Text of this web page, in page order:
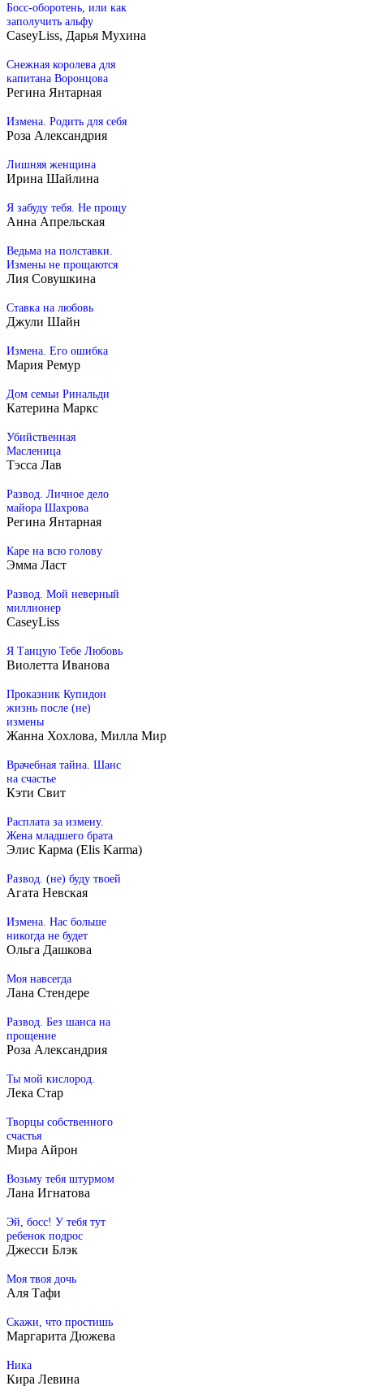
Босс-оборотень, или как
заполучить альфу
CaseyLiss, Дарья Мухина
Снежная королева для
капитана Воронцова
Регина Янтарная
Измена. Родить для себя
Розa Алексaндрия
Лишняя женщина
Ирина Шайлина
Я забуду тебя. Не прощу
Анна Апрельская
Ведьма на полставки.
Измены не прощаются
Лия Совушкина
Ставка на любовь
Джули Шайн
Измена. Его ошибка
Мария Ремур
Дом семьи Ринальди
Катерина Маркс
Убийственная
Масленица
Тэсса Лав
Развод. Личное дело
майора Шахрова
Регина Янтарная
Каре на всю голову
Эмма Ласт
Развод. Мой неверный
миллионер
CaseyLiss
Я Танцую Тебе Любовь
Виолетта Иванова
Проказник Купидон
жизнь после (не)
измены
Жанна Хохлова, Милла Мир
Врачебная тайна. Шанс
на счастье
Кэти Свит
Расплата за измену.
Жена младшего брата
Элис Карма (Elis Karma)
Развод. (не) буду твоей
Агата Невская
Измена. Нас больше
никогда не будет
Ольга Дашкова
Моя навсегда
Лана Стендере
Развод. Без шанса на
прощение
Розa Алексaндрия
Ты мой кислород.
Лека Стар
Творцы собственного
счастья
Мира Айрон
Возьму тебя штурмом
Лана Игнатова
Эй, босс! У тебя тут
ребенок подрос
Джесси Блэк
Моя твоя дочь
Аля Тафи
Скажи, что простишь
Маргарита Дюжева
Ника
Кира Левина